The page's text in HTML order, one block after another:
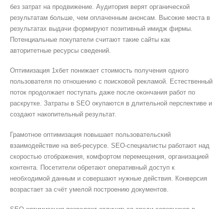
без затрат на продвижение. Аудитория верят органической
результатам больше, чем оплаченным анонсам. Высокие места в
результатах выдачи формируют позитивный имидж фирмы.
Потенциальные покупатели считают такие сайты как
авторитетные ресурсы сведений.
Оптимизация 1хбет понижает стоимость получения одного
пользователя по отношению с поисковой рекламой. Естественный
поток продолжает поступать даже после окончания работ по
раскрутке. Затраты в SEO окупаются в длительной перспективе и
создают накопительный результат.
Грамотное оптимизация повышает пользовательский
взаимодействие на веб-ресурсе. SEO-специалисты работают над
скоростью отображения, комфортом перемещения, организацией
контента. Посетители обретают оперативный доступ к
необходимой данным и совершают нужные действия. Конверсия
возрастает за счёт умелой построению документов.